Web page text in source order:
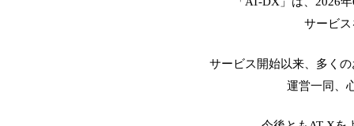
サービ
サービス開始以来、多く
運営一同、